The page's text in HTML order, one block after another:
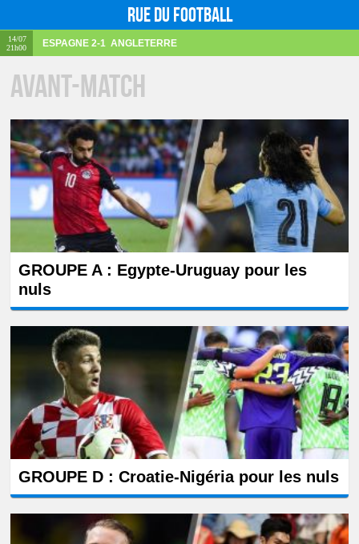
Rue du football
14/07
21h00
ESPAGNE 2-1 ANGLETERRE
Avant-match
GROUPE A : Egypte-Uruguay pour les
nuls
GROUPE D : Croatie-Nigéria pour les nuls